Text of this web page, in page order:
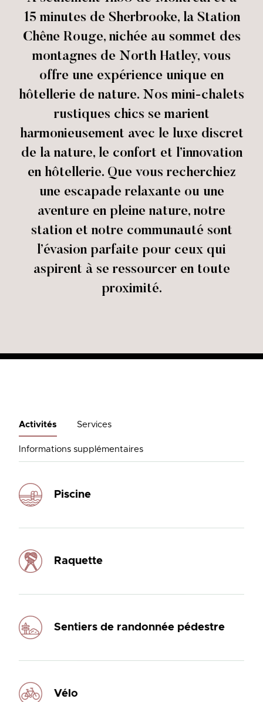
15 minutes de Sherbrooke, la Station
Chêne Rouge, nichée au sommet des
montagnes de North Hatley, vous
offre une expérience unique en
hôtellerie de nature. Nos mini-chalets
rustiques chics se marient
harmonieusement avec le luxe discret
de la nature, le confort et l’innovation
en hôtellerie. Que vous recherchiez
une escapade relaxante ou une
aventure en pleine nature, notre
station et notre communauté sont
l’évasion parfaite pour ceux qui
aspirent à se ressourcer en toute
proximité.
Activités Services
Informations supplémentaires
Piscine
Raquette
Sentiers de randonnée pédestre
Vélo